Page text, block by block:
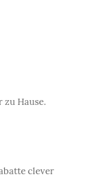
zu Hause.
clever